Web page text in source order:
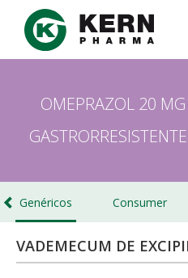
Pasar
contenido
OMEPRAZOL 20
Genéricos Consumer
VADEMECUM DE